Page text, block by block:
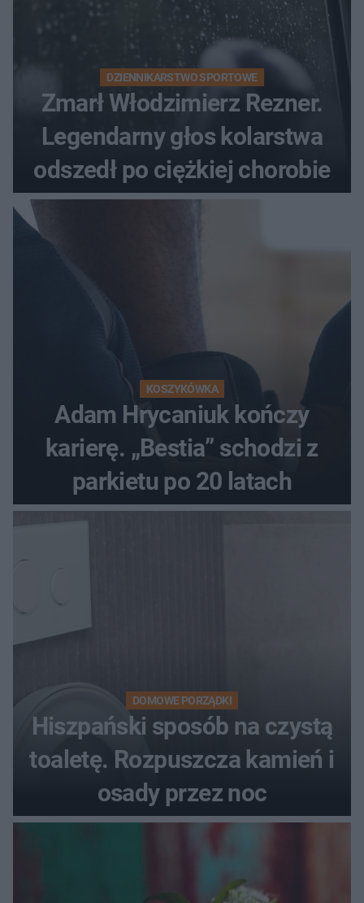
DZIENNIKARSTWO SPORTOWE
Zmarł Włodzimierz Rezner.
Legendarny głos kolarstwa
odszedł po ciężkiej chorobie
KOSZYKÓWKA
Adam Hrycaniuk kończy
karierę. „Bestia” schodzi z
parkietu po 20 latach
DOMOWE PORZĄDKI
Hiszpański sposób na czystą
toaletę. Rozpuszcza kamień i
osady przez noc